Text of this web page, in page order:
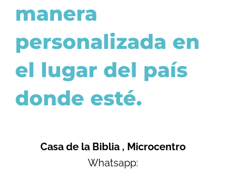
manera
personalizada en
el lugar del país
donde esté.
Casa de la Biblia , Microcentro
Whatsapp: